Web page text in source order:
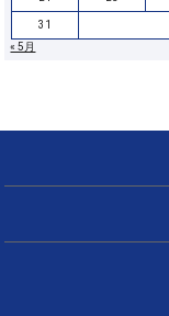
31
« 5月